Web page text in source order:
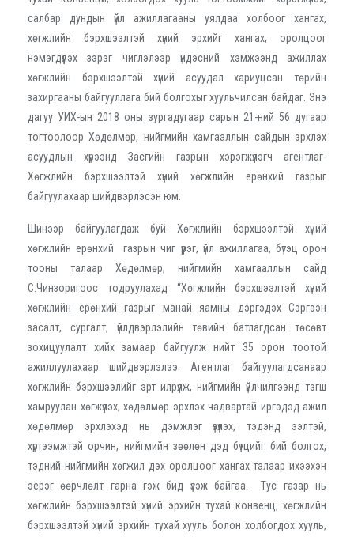
салбар дундын үйл ажиллагааны уялдаа холбоог хангах,
хөгжлийн бэрхшээлтэй хүний эрхийг хангах, оролцоог
нэмэгдүүлэх зэрэг чиглэлээр үндэсний хэмжээнд ажиллах
хөгжлийн бэрхшээлтэй хүний асуудал хариуцсан төрийн
захиргааны байгууллага бий болгохыг хуульчилсан байдаг. Энэ
дагуу УИХ-ын 2018 оны зургадугаар сарын 21-ний 56 дугаар
тогтоолоор Хөдөлмөр, нийгмийн хамгааллын сайдын эрхлэх
асуудлын хүрээнд Засгийн газрын хэрэгжүүлэгч агентлаг-
Хөгжлийн бэрхшээлтэй хүний хөгжлийн ерөнхий газрыг
байгуулахаар шийдвэрлэсэн юм.
Шинээр байгуулагдаж буй Хөгжлийн бэрхшээлтэй хүний
хөгжлийн ерөнхий газрын чиг үүрэг, үйл ажиллагаа, бүтэц орон
тооны талаар Хөдөлмөр, нийгмийн хамгааллын сайд
С.Чинзоригоос тодруулахад “Хөгжлийн бэрхшээлтэй хүний
хөгжлийн ерөнхий газрыг манай яамны дэргэдэх Сэргээн
засалт, сургалт, үйлдвэрлэлийн төвийн батлагдсан төсөвт
зохицуулалт хийх замаар байгуулж нийт 35 орон тоотой
ажиллуулахаар шийдвэрлэлээ. Агентлаг байгуулагдсанаар
хөгжлийн бэрхшээлийг эрт илрүүлж, нийгмийн үйлчилгээнд тэгш
хамруулан хөгжүүлэх, хөдөлмөр эрхлэх чадвартай иргэдэд ажил
хөдөлмөр эрхлэхэд нь дэмжлэг үзүүлэх, тэдэнд ээлтэй,
хүртээмжтэй орчин, нийгмийн зөөлөн дэд бүтцийг бий болгох,
тэдний нийгмийн хөгжил дэх оролцоог хангах талаар ихээхэн
эерэг өөрчлөлт гарна гэж бид үзэж байгаа. Тус газар нь
хөгжлийн бэрхшээлтэй хүний эрхийн тухай конвенц, хөгжлийн
бэрхшээлтэй хүний эрхийн тухай хууль болон холбогдох хууль,